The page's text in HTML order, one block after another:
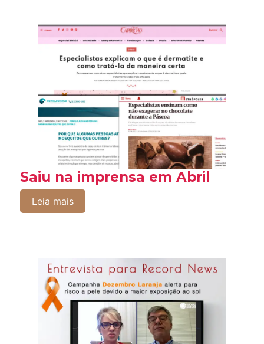
Saiu na imprensa em Abril
Leia mais